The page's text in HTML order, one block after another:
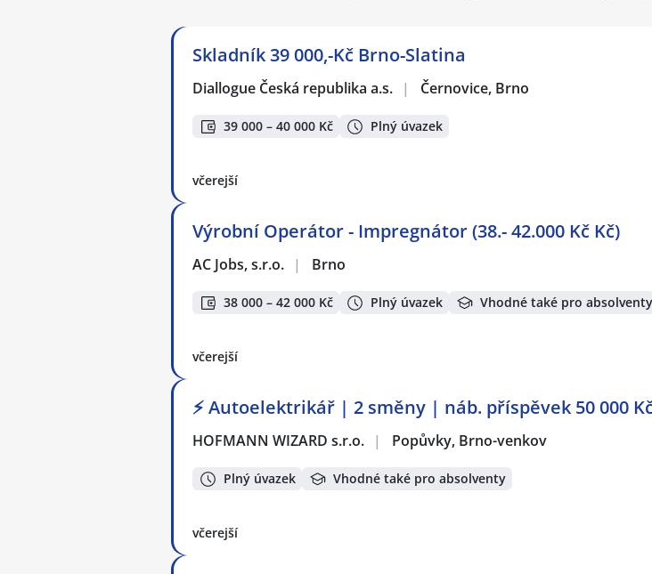
Skladník 39 000,-Kč Brno-Slatina
Diallogue Česká republika a.s. | Černovice, Brno
39 000 – 40 000 Kč Plný úvazek
včerejší
Výrobní Operátor - Impregnátor (38.- 42.000 Kč Kč)
AC Jobs, s.r.o. | Brno
38 000 – 42 000 Kč Plný úvazek Vhodné také pro absolventy
včerejší
⚡ Autoelektrikář | 2 směny | náb. příspěvek 50 000
HOFMANN WIZARD s.r.o. | Popůvky, Brno-venkov
Plný úvazek Vhodné také pro absolventy
včerejší